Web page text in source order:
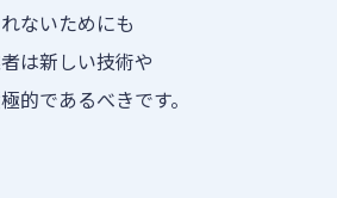
ないためにも
は新しい技術や
的であるべきです。